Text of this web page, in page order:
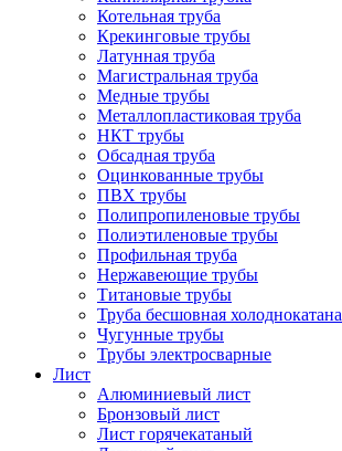
Котельная труба
Крекинговые трубы
Латунная труба
Магистральная труба
Медные трубы
Металлопластиковая труба
НКТ трубы
Обсадная труба
Оцинкованные трубы
ПВХ трубы
Полипропиленовые трубы
Полиэтиленовые трубы
Профильная труба
Нержавеющие трубы
Титановые трубы
Труба бесшовная
Чугунные трубы
Трубы электросварные
Лист
Алюминиевый лист
Бронзовый лист
Лист горячекатаный